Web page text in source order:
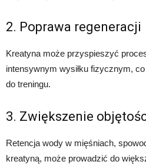
2. Poprawa regeneracji
Kreatyna może przyspieszyć
intensywnym wysiłku fizycznym,
do treningu.
3. Zwiększenie
Retencja wody w mięśniach,
kreatyną, może prowadzić do